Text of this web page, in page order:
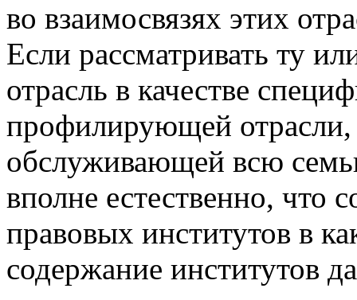
во взаимосвязях этих
Если рассматривать ту
отрасль в качестве
профилирующей отрасли,
обслуживающей всю
вполне естественно, что
правовых институтов в
содержание институтов